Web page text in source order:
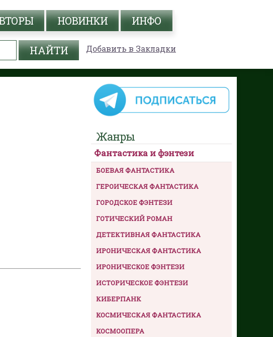
НОВИНКИ ИНФО
Добавить в Закладки
Жанры
Фантастика и фэнтези
БОЕВАЯ ФАНТАСТИКА
ГЕРОИЧЕСКАЯ ФАНТАСТИКА
ГОРОДСКОЕ ФЭНТЕЗИ
ГОТИЧЕСКИЙ РОМАН
ДЕТЕКТИВНАЯ ФАНТАСТИКА
ИРОНИЧЕСКАЯ ФАНТАСТИКА
ИРОНИЧЕСКОЕ ФЭНТЕЗИ
ИСТОРИЧЕСКОЕ ФЭНТЕЗИ
КИБЕРПАНК
КОСМИЧЕСКАЯ ФАНТАСТИКА
КОСМООПЕРА